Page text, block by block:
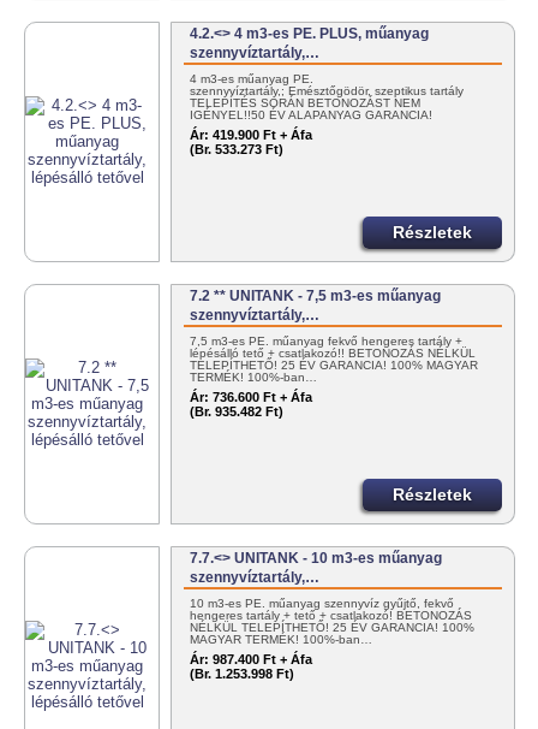
4.2.<> 4 m3-es PE. PLUS, műanyag
szennyvíztartály,…
4 m3-es műanyag PE.
szennyvíztartály,; Emésztőgödör, szeptikus tartály
TELEPÍTÉS SORÁN BETONOZÁST NEM
IGÉNYEL!!50 ÉV ALAPANYAG GARANCIA!
MAGYAR…
Ár: 419.900 Ft + Áfa
(Br. 533.273 Ft)
Részletek
7.2 ** UNITANK - 7,5 m3-es műanyag
szennyvíztartály,…
7,5 m3-es PE. műanyag fekvő hengeres tartály +
lépésálló tető + csatlakozó!! BETONOZÁS NÉLKÜL
TELEPÍTHETŐ! 25 ÉV GARANCIA! 100% MAGYAR
TERMÉK! 100%-ban…
Ár: 736.600 Ft + Áfa
(Br. 935.482 Ft)
Részletek
7.7.<> UNITANK - 10 m3-es műanyag
szennyvíztartály,…
10 m3-es PE. műanyag szennyvíz gyűjtő, fekvő
hengeres tartály + tető + csatlakozó! BETONOZÁS
NÉLKÜL TELEPÍTHETŐ! 25 ÉV GARANCIA! 100%
MAGYAR TERMÉK! 100%-ban…
Ár: 987.400 Ft + Áfa
(Br. 1.253.998 Ft)